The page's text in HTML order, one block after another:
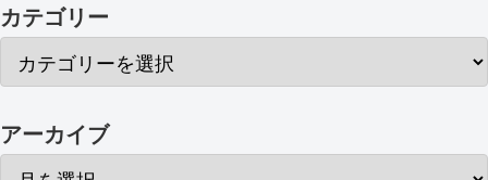
カテゴリー
アーカイブ